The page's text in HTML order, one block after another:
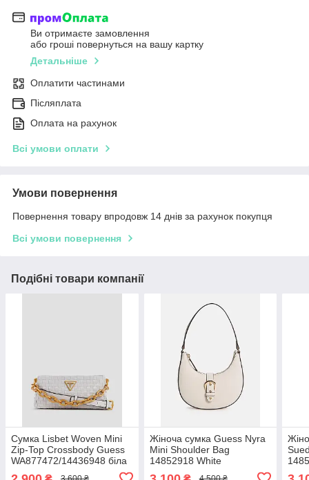
Ви отримаєте замовлення
або гроші повернуться на вашу картку
Детальніше
Оплатити частинами
Післяплата
Оплата на рахунок
Всі умови оплати
Умови повернення
Повернення товару впродовж 14 днів за рахунок покупця
Всі умови повернення
Подібні товари компанії
Сумка Lisbet Woven Mini
Zip-Top Crossbody Guess
WA877472/14436948 біла
Жіноча сумка Guess Nyra
Mini Shoulder Bag
14852918 White